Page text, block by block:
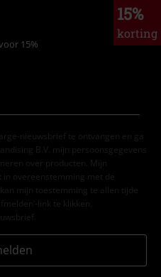
15%
korting
15%
nieuwsbrief te ontvangen en ga
B.V. mijn persoonsgegevens
over producten. Mijn
overeenstemming met de
kan mijn toestemming te allen tijde
link te klikken.